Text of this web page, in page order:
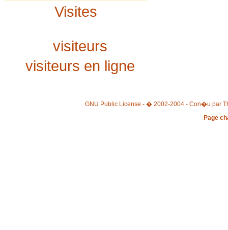
Visites
visiteurs
visiteurs en ligne
GNU Public License - � 2002-2004 - Con�u par
Page